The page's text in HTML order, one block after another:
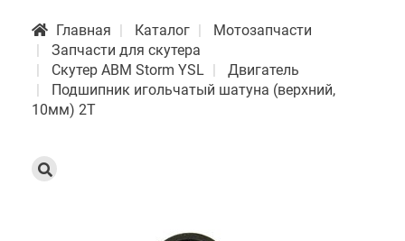
Главная Каталог
Мотозапчасти
Запчасти для скутера
Скутер АВМ Storm YSL
Двигатель
Подшипник игольчатый шатуна (верхний,
10мм) 2Т